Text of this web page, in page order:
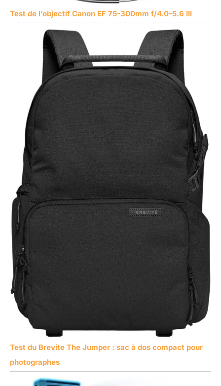
Test de l’objectif Canon EF 75-300mm f/4.0-5.6 III
Test du Brevite The Jumper : sac à dos compact pour
photographes